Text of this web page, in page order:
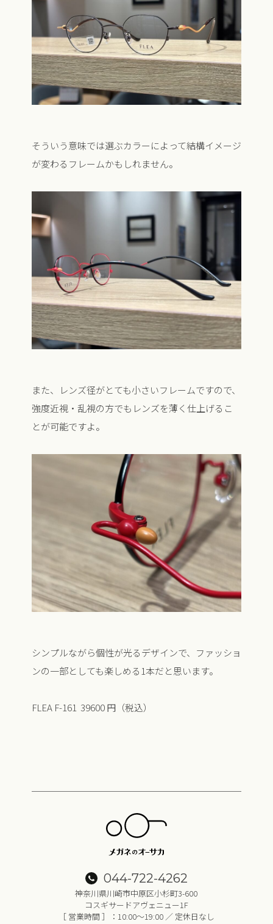
そういう意味では選ぶカラーによって結構イメージ
が変わるフレームかもしれません。
また、レンズ径がとても小さいフレームですので、
強度近視・乱視の方でもレンズを薄く仕上げるこ
とが可能ですよ。
シンプルながら個性が光るデザインで、ファッショ
ンの一部としても楽しめる1本だと思います。
FLEA F-161 39600 円（税込）
044-722-4262
神奈川県川崎市中原区小杉町3-600
コスギサードアヴェニュー1F
［ 営業時間 ］：10:00～19:00 ／ 定休日なし